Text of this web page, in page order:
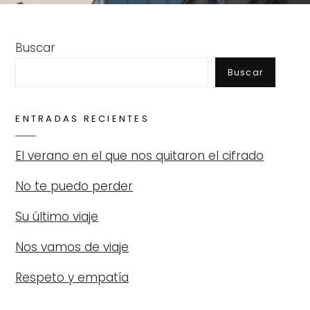
Buscar
Buscar
ENTRADAS RECIENTES
El verano en el que nos quitaron el cifrado
No te puedo perder
Su último viaje
Nos vamos de viaje
Respeto y empatía